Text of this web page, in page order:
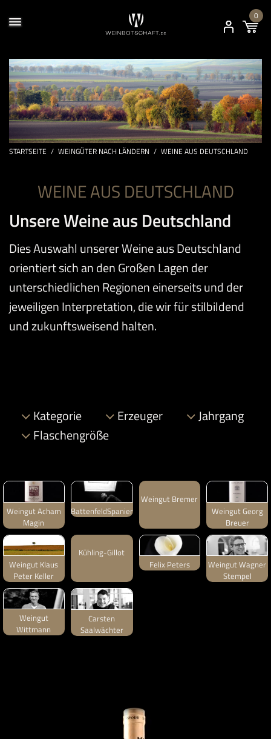
0
STARTSEITE / WEINGÜTER NACH LÄNDERN / WEINE AUS DEUTSCHLAND
WEINE AUS DEUTSCHLAND
Unsere Weine aus Deutschland
Dies Auswahl unserer Weine aus Deutschland
orientiert sich an den Großen Lagen der
unterschiedlichen Regionen einerseits und der
jeweiligen Interpretation, die wir für stilbildend
und zukunftsweisend halten.
Kategorie Erzeuger
Jahrgang
Flaschengröße
Weingut Acham
Magin
BattenfeldSpanier
Weingut Bremer
Weingut Georg
Breuer
Weingut Klaus
Peter Keller
Kühling-Gillot
Felix Peters
Weingut Wagner
Stempel
Weingut
Wittmann
Carsten
Saalwächter